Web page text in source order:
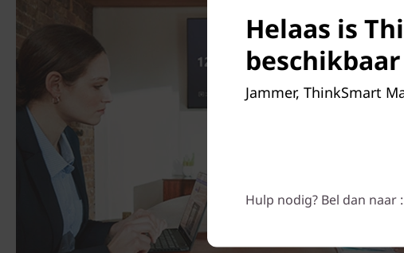
Helaas is
Jammer, ThinkSmart
Hulp nodig? Bel dan naar :